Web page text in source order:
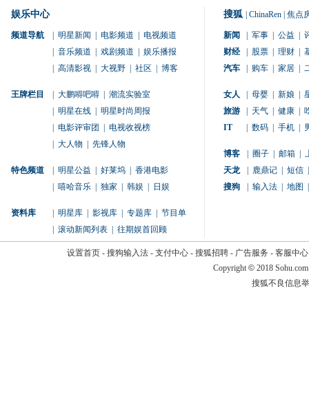
娱乐中心
频道导航 明星新闻 电影频道
电视频道
音乐频道 戏剧频道
娱乐播报
高清影视 大视野 社区 博客
王牌栏目 大鹏嘚吧嘚
潮流实验室
明星在线
明星时尚周报
电影评审团
电视收视榜
大人物 先锋人物
特色频道 明星公益 好莱坞
香港电影
嘻哈音乐 独家 韩娱 日娱
资料库 明星库 影视库 专题库
节目单
滚动新闻列表 往期娱首回顾
搜狐 ChinaRen 焦点
新闻 军事 公益
财经
股票 理财
汽车
购车 家居
女人 母婴 新娘
旅游
天气 健康
IT
数码 手机
博客 圈子 邮箱
天龙
鹿鼎记 短信
搜狗
输入法 地图
设置首页- 搜狗输入法- 支付中心- 搜狐招聘- 广告服务 - 客服中心
Copyright © 2018
搜狐不良信息